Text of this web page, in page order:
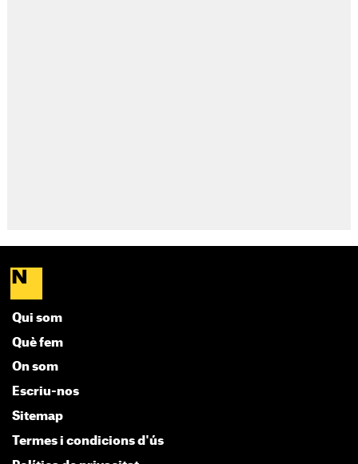
Qui som
Què fem
On som
Escriu-nos
Sitemap
Termes i condicions d'ús